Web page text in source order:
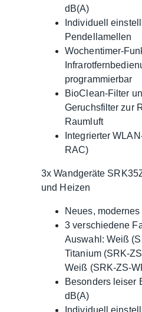
dB(A)
Individuell
Pendellamellen
Wochentimer-
programmierbar
BioClean-Filter
Geruchsfilter zur
Raumluft
Integrierter
RAC)
3x Wandgeräte
und Heizen
Neues,
3 verschiedene
Auswahl: Weiß
Titanium (SRK-
Weiß (SRK-ZS-
Besonders leiser
dB(A)
Individuell